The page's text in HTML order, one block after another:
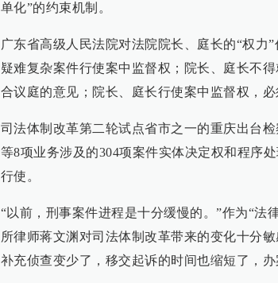
单化”的约束机制。
广东省高级人民法院对法院院长、庭长的“权力
疑难复杂案件行使案中监督权；院长、庭长不
合议庭的意见；院长、庭长行使案中监督权，
司法体制改革第二轮试点省市之一的重庆出台
等8项业务涉及的304项案件实体决定权和程序
行使。
“以前，刑事案件进程是十分缓慢的。”作为“法
所律师蒋文渊对司法体制改革带来的变化十分
补充侦查变少了，移交起诉的时间也缩短了，办